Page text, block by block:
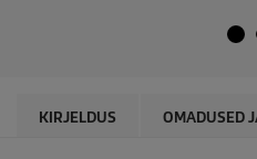
KIRJELDUS OMADUSED